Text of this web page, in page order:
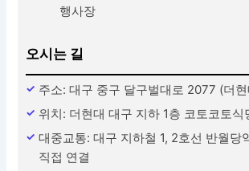
행사장
오시는 길
주소: 대구 중구 달구벌대로 2077 (더
위치: 더현대 대구 지하 1층 코토코토식
대중교통: 대구 지하철 1, 2호선 반월당
직접 연결